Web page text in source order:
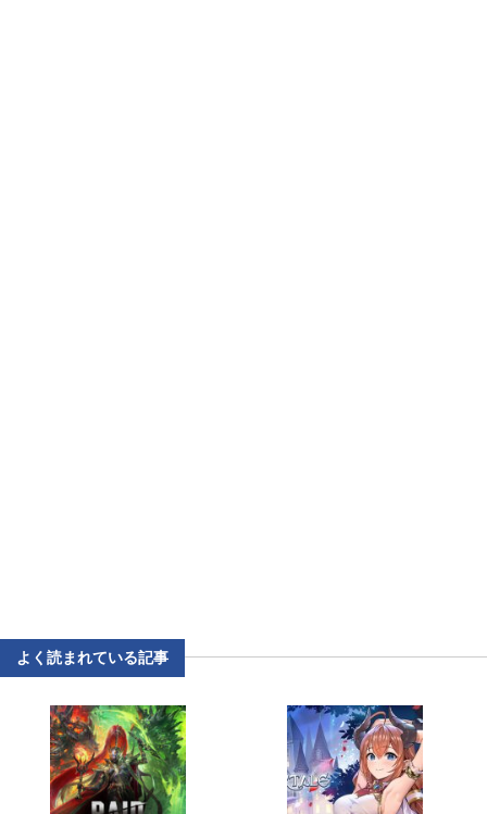
よく読まれている記事